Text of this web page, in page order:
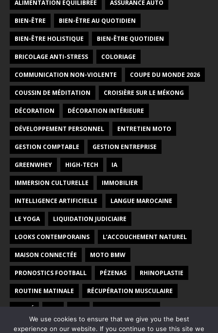
ALIMENTATION ÉQUILIBRÉE ASSURANCE AUTO
BIEN-ÊTRE BIEN-ÊTRE AU QUOTIDIEN
BIEN-ÊTRE HOLISTIQUE BIEN-ÊTRE QUOTIDIEN
BRICOLAGE ANTI-STRESS COLORIAGE
COMMUNICATION NON-VIOLENTE COUPE DU MONDE 2026
COUSSIN DE MÉDITATION CROISIÈRE SUR LE MÉKONG
DÉCORATION DÉCORATION INTÉRIEURE
DÉVELOPPEMENT PERSONNEL ENTRETIEN MOTO
GESTION COMPTABLE GESTION ENTREPRISE
GREENWHEY HIGH-TECH IA
IMMERSION CULTURELLE IMMOBILIER
INTELLIGENCE ARTIFICIELLE LANGUE MAROCAINE
LE YOGA LIQUIDATION JUDICIAIRE
LOOKS CONTEMPORAINS L’ACCOUCHEMENT NATUREL
MAISON CONNECTÉE MOTO BMW
PRONOSTICS FOOTBALL PÉZENAS RHINOPLASTIE
ROUTINE MATINALE RÉCUPÉRATION MUSCULAIRE
SANTÉ SEO SITE VOYAGE AU MAROC
YOGA PRÉNATAL ÉCOLE ÉNERGIE VERTE
We use cookies to ensure that we give you the best
experience on our website. If you continue to use this site we